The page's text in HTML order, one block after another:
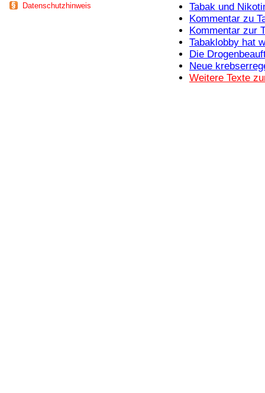
Tabak und
Kommentar zu
Kommentar zur
Tabaklobby hat
Die
Neue
Weitere Texte
Kaufsucht
Datenschutzhinweis